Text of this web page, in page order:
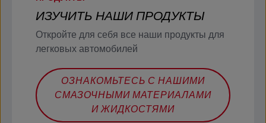
ИЗУЧИТЬ НАШИ ПРОДУКТЫ
Откройте для себя все наши продукты для
легковых автомобилей
ОЗНАКОМЬТЕСЬ С НАШИМИ
СМАЗОЧНЫМИ МАТЕРИАЛАМИ
И ЖИДКОСТЯМИ